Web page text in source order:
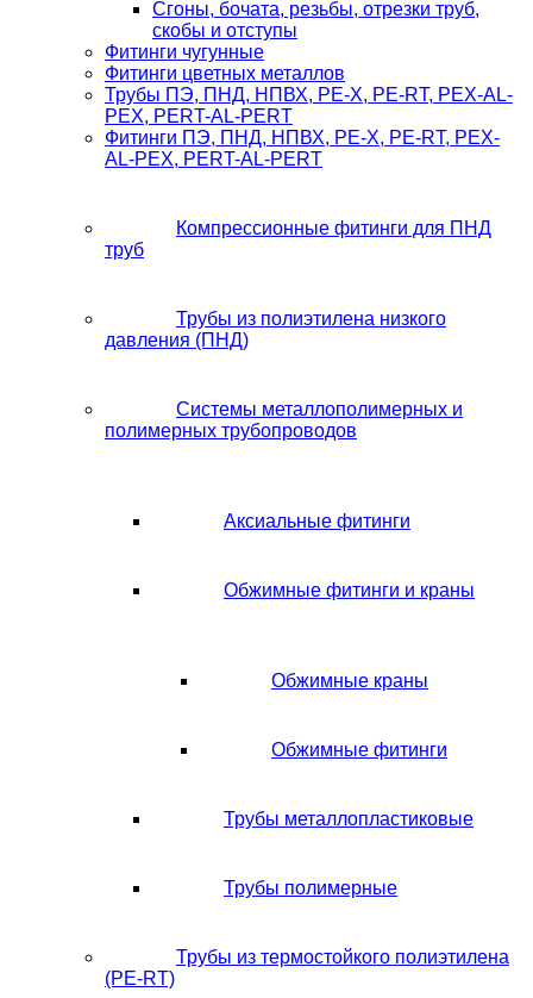
Сгоны, бочата, резьбы, отрезки труб,
скобы и отступы
Фитинги чугунные
Фитинги цветных металлов
Трубы ПЭ, ПНД, НПВХ, PE-X, PE-RT, PEX-AL-
PEX, PERT-AL-PERT
Фитинги ПЭ, ПНД, НПВХ, PE-X, PE-RT, PEX-
AL-PEX, PERT-AL-PERT
Компрессионные фитинги для ПНД
труб
Трубы из полиэтилена низкого
давления (ПНД)
Системы металлополимерных и
полимерных трубопроводов
Аксиальные фитинги
Обжимные фитинги и краны
Обжимные краны
Обжимные фитинги
Трубы металлопластиковые
Трубы полимерные
Трубы из термостойкого полиэтилена
(PE-RT)